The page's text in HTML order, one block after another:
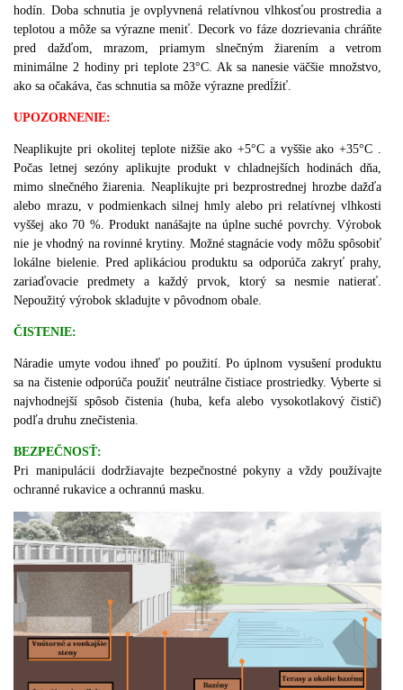
hodín. Doba schnutia je ovplyvnená relatívnou vlhkosťou prostredia a
teplotou a môže sa výrazne meniť. Decork vo fáze dozrievania chráňte
pred dažďom, mrazom, priamym slnečným žiarením a vetrom
minimálne 2 hodiny pri teplote 23°C. Ak sa nanesie väčšie množstvo,
ako sa očakáva, čas schnutia sa môže výrazne predĺžiť.
UPOZORNENIE:
Neaplikujte pri okolitej teplote nižšie ako +5°C a vyššie ako +35°C .
Počas letnej sezóny aplikujte produkt v chladnejších hodinách dňa,
mimo slnečného žiarenia. Neaplikujte pri bezprostrednej hrozbe dažďa
alebo mrazu, v podmienkach silnej hmly alebo pri relatívnej vlhkosti
vyššej ako 70 %. Produkt nanášajte na úplne suché povrchy. Výrobok
nie je vhodný na rovinné krytiny. Možné stagnácie vody môžu spôsobiť
lokálne bielenie. Pred aplikáciou produktu sa odporúča zakryť prahy,
zariaďovacie predmety a každý prvok, ktorý sa nesmie natierať.
Nepoužitý výrobok skladujte v pôvodnom obale.
ČISTENIE:
Náradie umyte vodou ihneď po použití. Po úplnom vysušení produktu
sa na čistenie odporúča použiť neutrálne čistiace prostriedky. Vyberte si
najvhodnejší spôsob čistenia (huba, kefa alebo vysokotlakový čistič)
podľa druhu znečistenia.
BEZPEČNOSŤ:
Pri manipulácii dodržiavajte bezpečnostné pokyny a vždy používajte
ochranné rukavice a ochrannú masku.